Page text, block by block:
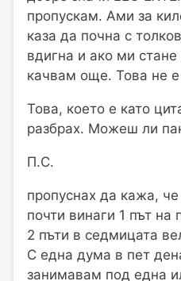
пропускам. Ами за
каза да почна с
вдигна и ако ми
качвам още. Това не
Това, което е като
разбрах. Можеш ли
П.С.
пропуснах да кажа,
почти винаги 1 път
2 пъти в седмицата
С една дума в пет
занимавам под една